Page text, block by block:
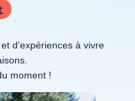
d’expériences à vivre
moment !